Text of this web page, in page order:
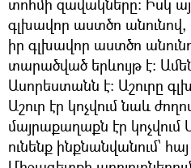
տոհմի զավակները։ Իսկ
գլխավոր աստծո
իր գլխավոր աստծո
տարածված երևույթ է։
Ասորեստանն է։ Աշուրը
Աշուր էր կոչվում նաև
մայրաքաղաքն էր կոչվում
ունենք ինքնանվանում՝